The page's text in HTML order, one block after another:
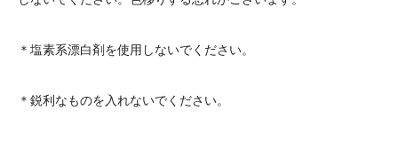
＊塩素系漂白剤を使用しないでください。
＊鋭利なものを入れないでください。